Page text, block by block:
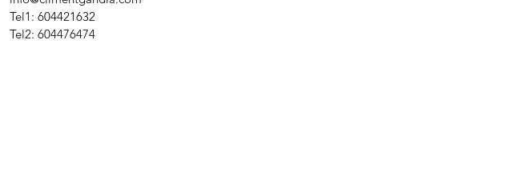
Tel1: 604421632
Tel2: 604476474